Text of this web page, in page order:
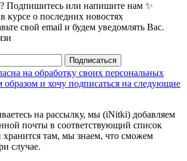
Подпишитесь или напишите нам ✨
курсе о последних новостях
свой email и будем уведомлять Вас.
Подписаться
на обработку своих персональных
образом и хочу подписаться на следующие
на рассылку, мы (iNitki) добавляем
почты в соответствующий список
там, мы знаем, что сможем
случае.